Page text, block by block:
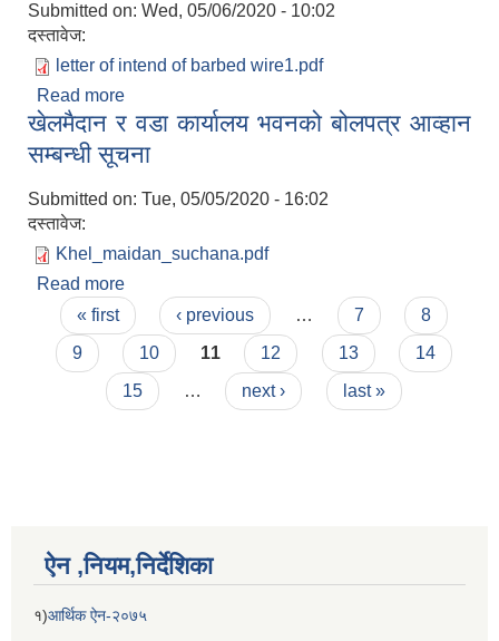
Submitted on: Wed, 05/06/2020 - 10:02
दस्तावेज:
letter of intend of barbed wire1.pdf
Read more
खेलमैदान र वडा कार्यालय भवनको बोलपत्र आव्हान
सम्बन्धी सूचना
Submitted on: Tue, 05/05/2020 - 16:02
दस्तावेज:
Khel_maidan_suchana.pdf
Read more
सम्बन्धी सूचना
Pages
« first ‹ previous … 7
8
9
10 11 12 13
14
15
… next › last »
ऐन ,नियम,निर्देशिका
१)आर्थिक ऐन-२०७५